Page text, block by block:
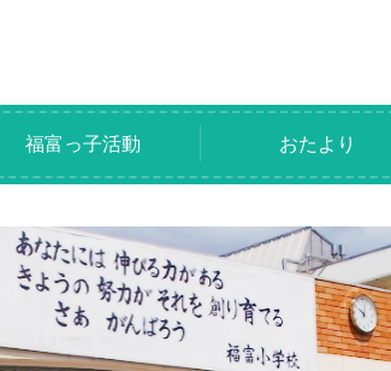
福富っ子活動 おたより